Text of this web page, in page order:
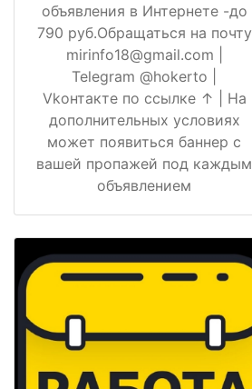
объявления в Интернете -до
790 руб.Обращаться на почту
mirinfo18@gmail.com |
Telegram @hokerto |
Vkонтакте по ссылке ↑ | На
дополнительных условиях
может появиться баннер с
вашей пропажей под каждым
объявлением